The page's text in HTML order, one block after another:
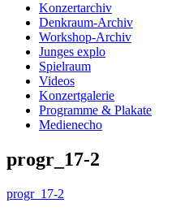
Konzertarchiv
Denkraum-Archiv
Workshop-Archiv
Junges explo
Spielraum
Videos
Konzertgalerie
Programme & Plakate
Medienecho
progr_17-2
progr_17-2